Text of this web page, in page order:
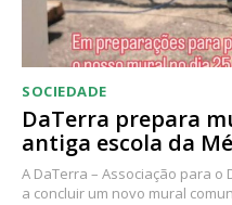
SOCIEDADE
DaTerra prepara
antiga escola da
A DaTerra – Associação para
a concluir um novo mural